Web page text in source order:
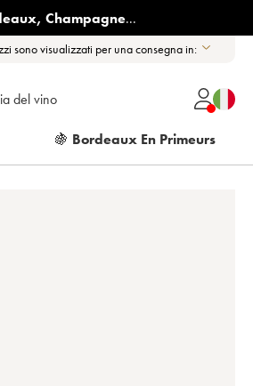
, Champagne...
sono visualizzati per una consegna in:
del vino
🍇 Bordeaux En Primeurs